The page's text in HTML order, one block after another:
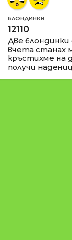
БЛОНДИНКИ
12110
Две блондинки
вчета станах
кръстихме на
получи